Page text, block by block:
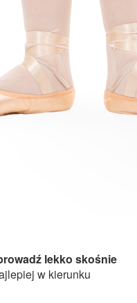
lekko skośnie
w kierunku